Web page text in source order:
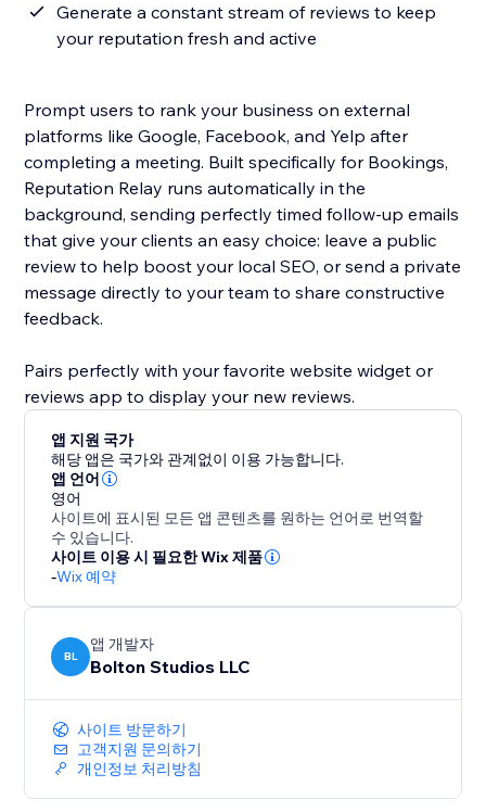
Generate a constant stream of reviews to keep
your reputation fresh and active
Prompt users to rank your business on external
platforms like Google, Facebook, and Yelp after
completing a meeting. Built specifically for Bookings,
Reputation Relay runs automatically in the
background, sending perfectly timed follow-up emails
that give your clients an easy choice: leave a public
review to help boost your local SEO, or send a private
message directly to your team to share constructive
feedback.
Pairs perfectly with your favorite website widget or
reviews app to display your new reviews.
앱 지원 국가
해당 앱은 국가와 관계없이 이용 가능합니다.
앱 언어
영어
사이트에 표시된 모든 앱 콘텐츠를 원하는 언어로 번역할
수 있습니다.
사이트 이용 시 필요한 Wix 제품
-Wix 예약
BL
앱 개발자
Bolton Studios LLC
사이트 방문하기
고객지원 문의하기
개인정보 처리방침